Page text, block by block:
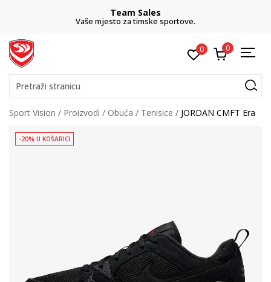
Team Sales
Vaše mjesto za timske sportove.
0 0
Pretraži stranicu
Sport Vision Proizvodi Obuća Tenisice JORDAN CMFT Era
-20% U KOŠARICI